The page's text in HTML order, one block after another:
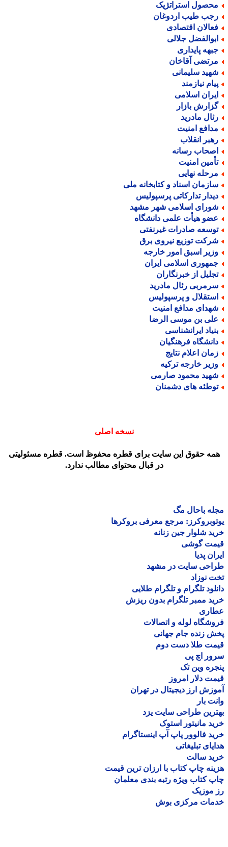
استراتژیک
طیب اردوغان
اقتصادی
جلالی
پایداری
آقاخان
سلیمانی
نیازمند
اسلامی
بازار
مادرید
امنیت
انقلاب
رسانه
امنیت
نهایی
اسناد و کتابخانه ملی
تدارکاتی پرسپولیس
اسلامی شهر مشهد
هیأت علمی دانشگاه
صادرات غیرنفتی
توزیع نیروی برق
اسبق امور خارجه
اسلامی ایران
از خبرنگاران
رئال مادرید
و پرسپولیس
مدافع امنیت
بن موسی الرضا
ایرانشناسی
فرهنگیان
اعلام نتایج
خارجه ترکیه
محمود صارمی
های دشمنان
نسخه اصلی
حقوق این سایت برای قطره محفوظ است. قطره مسئولیتی
در قبال محتوای مطالب ندارد.
باحال مگ
مرجع معرفی بروکرها
شلوار جین زنانه
گوشی
پدیا
سایت در مشهد
نوزاد
تلگرام و تلگرام طلایی
ممبر تلگرام بدون ریزش
لوله و اتصالات
زنده جام جهانی
طلا دست دوم
اچ پی
وین تک
دلار امروز
ارز دیجیتال در تهران
بار
طراحی سایت یزد
مانیتور استوک
فالوور پاپ آپ اینستاگرام
تبلیغاتی
سالت
چاپ کتاب با ارزان ترین قیمت
کتاب ویژه رتبه بندی معلمان
موزیک
مرکزی بوش